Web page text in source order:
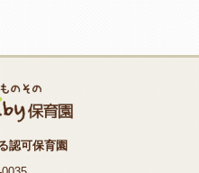
認可保育園